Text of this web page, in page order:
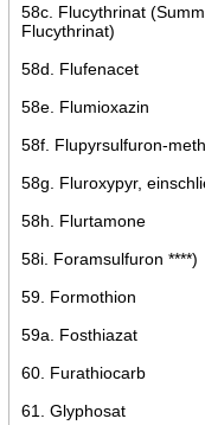
58c. Flucythrinat
Flucythrinat)
58d. Flufenacet
58e. Flumioxazin
58f. Flupyrsulfuron-
58g. Fluroxypyr,
58h. Flurtamone
58i. Foramsulfuron ****)
59. Formothion
59a. Fosthiazat
60. Furathiocarb
61. Glyphosat